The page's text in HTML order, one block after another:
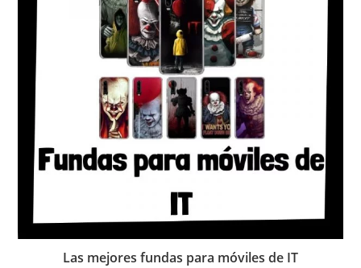
Las mejores fundas para móviles de IT